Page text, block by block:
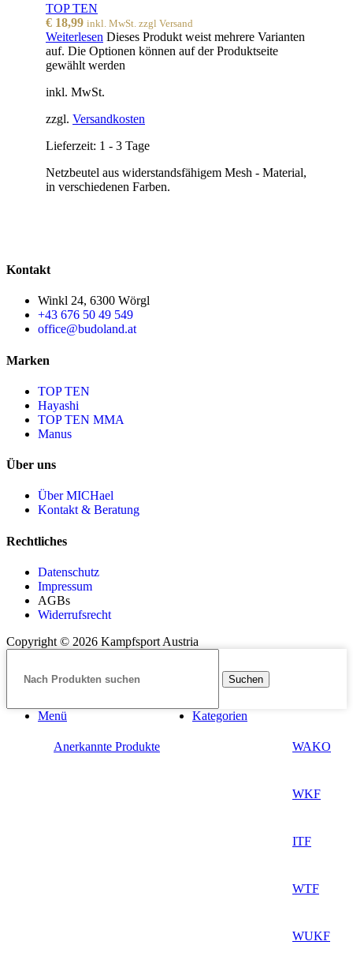
TOP TEN
€ 18,99 inkl. MwSt. zzgl Versand
Weiterlesen Dieses Produkt weist mehrere Varianten
auf. Die Optionen können auf der Produktseite
gewählt werden
inkl. MwSt.
zzgl. Versandkosten
Lieferzeit: 1 - 3 Tage
Netzbeutel aus widerstandsfähigem Mesh - Material,
in verschiedenen Farben.
Kontakt
Winkl 24, 6300 Wörgl
+43 676 50 49 549
office@budoland.at
Marken
TOP TEN
Hayashi
TOP TEN MMA
Manus
Über uns
Über MICHael
Kontakt & Beratung
Rechtliches
Datenschutz
Impressum
AGBs
Widerrufsrecht
Copyright © 2026 Kampfsport Austria
Suchen
Menü Kategorien
Anerkannte Produkte WAKO
WKF
ITF
WTF
WUKF